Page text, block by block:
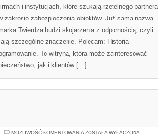
i instytucjach, które szukają rzetelnego partnera
zakresie zabezpieczenia obiektów. Już sama nazwa
Twierdza budzi skojarzenia z odpornością, czyli
szczególne znaczenie. Polecam: Historia
To witryna, która może zainteresować
jak i klientów […]
MOŻLIWOŚĆ KOMENTOWANIA SEN
ZOSTAŁA WYŁĄCZONA